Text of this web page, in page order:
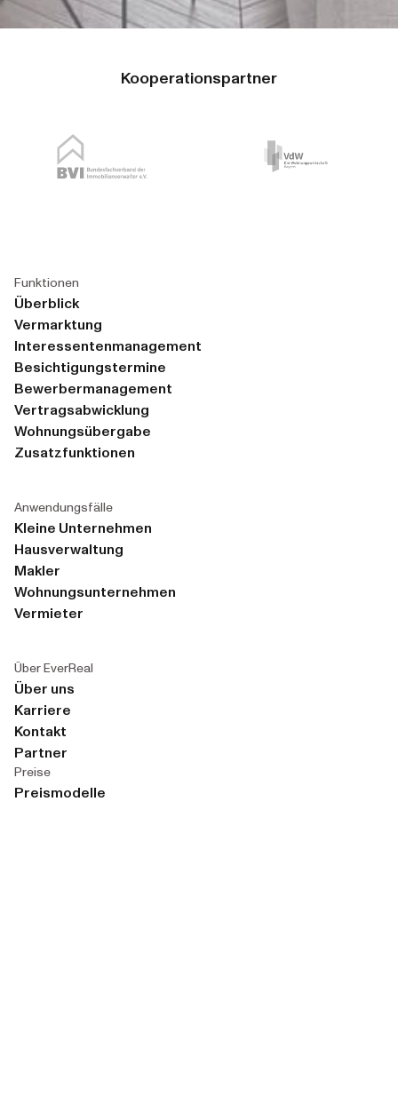
Kooperationspartner
Funktionen
Überblick
Vermarktung
Interessentenmanagement
Besichtigungstermine
Bewerbermanagement
Vertragsabwicklung
Wohnungsübergabe
Zusatzfunktionen
Anwendungsfälle
Kleine Unternehmen
Hausverwaltung
Makler
Wohnungsunternehmen
Vermieter
Über EverReal
Über uns
Karriere
Kontakt
Partner
Preise
Preismodelle